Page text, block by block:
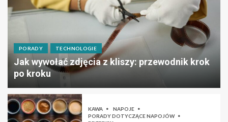
PORADY TECHNOLOGIE
Jak wywołać zdjęcia z kliszy: przewodnik krok
po kroku
KAWA
NAPOJE
PORADY DOTYCZĄCE NAPOJÓW